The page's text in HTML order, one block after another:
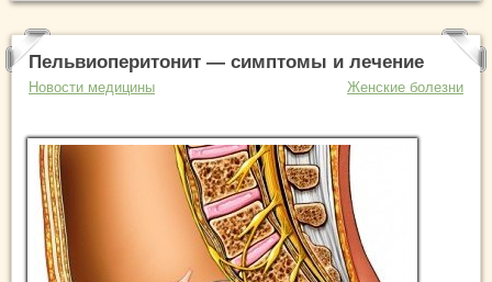
Пельвиоперитонит — симптомы и лечение
Новости медицины Женские болезни